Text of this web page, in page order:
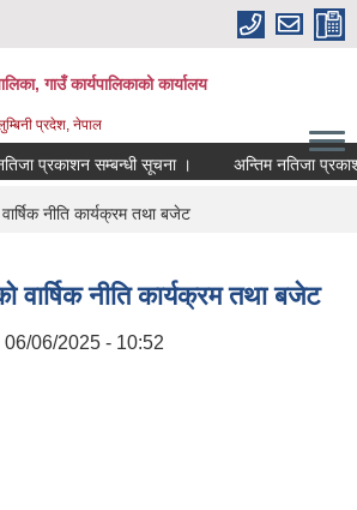
गाउँ कार्यपालिकाको कार्यालय
प्रदेश, नेपाल
प्रकाशन सम्बन्धी सूचना । अन्तिम नतिजा प्रकाशन
नीति कार्यक्रम तथा बजेट
नीति कार्यक्रम तथा बजेट
06/06/2025 - 10:52